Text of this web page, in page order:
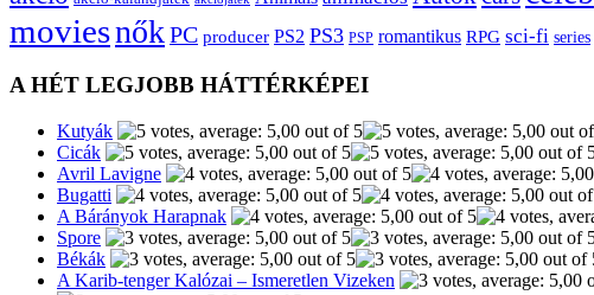
moviesnőkPC producer PS2 PS3 PSP romantikus RPG sci-fi series
A HÉT LEGJOBB HÁTTÉRKÉPEI
Kutyák
Cicák
Avril Lavigne
Bugatti
A Bárányok Harapnak
Spore
Békák
A Karib-tenger Kalózai – Ismeretlen Vizeken